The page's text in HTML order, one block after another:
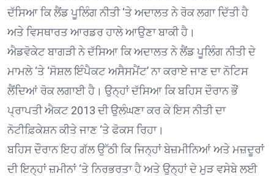
ਦੱਸਿਆ ਕਿ ਲੈਂਡ ਪੂਲਿੰਗ ਨੀਤੀ ‘ਤੇ ਅਦਾਲਤ ਨੇ ਰੋਕ ਲਗਾ ਦਿੱਤੀ ਹੈ
ਅਤੇ ਵਿਸਥਾਰਤ ਆਰਡਰ ਹਾਲੇ ਆਉਣਾ ਬਾਕੀ ਹੈ।
ਐਡਵੋਕੇਟ ਬਾਗੜੀ ਨੇ ਦੱਸਿਆ ਕਿ ਅਦਾਲਤ ਨੇ ਲੈਂਡ ਪੂਲਿੰਗ ਨੀਤੀ ਦੇ
ਮਾਮਲੇ ‘ਤੇ ‘ਸੋਸ਼ਲ ਇੰਪੈਕਟ ਅਸੈਸਮੈਂਟ’ ਨਾ ਕਰਾਏ ਜਾਣ ਦਾ ਨੋਟਿਸ
ਲੈਂਦਿਆਂ ਰੋਕ ਲਗਾਈ ਹੈ। ਉਨ੍ਹਾਂ ਦੱਸਿਆ ਕਿ ਬਹਿਸ ਦੌਰਾਨ ਭੌਂ
ਪ੍ਰਾਪਤੀ ਐਕਟ 2013 ਦੀ ਉਲੰਘਣਾ ਕਰ ਕੇ ਇਸ ਨੀਤੀ ਦਾ
ਨੋਟੀਫ਼ਿਕੇਸ਼ਨ ਕੀਤੇ ਜਾਣ ‘ਤੇ ਫੋਕਸ ਰਿਹਾ।
ਬਹਿਸ ਦੌਰਾਨ ਇਹ ਗੱਲ ਉੱਠੀ ਕਿ ਜਿਨ੍ਹਾਂ ਬੇਜ਼ਮੀਨਿਆਂ ਅਤੇ ਮਜ਼ਦੂਰਾਂ
ਦੀ ਇਨ੍ਹਾਂ ਜ਼ਮੀਨਾਂ ‘ਤੇ ਨਿਰਭਰਤਾ ਹੈ ਅਤੇ ਉਨ੍ਹਾਂ ਦੇ ਮੁੜ ਵਸੇਬੇ ਲਈ